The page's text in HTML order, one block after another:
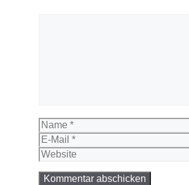
Name
E-
Mail
Website